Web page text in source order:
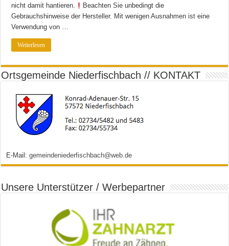
nicht damit hantieren.
Beachten Sie unbedingt die
Gebrauchshinweise der Hersteller. Mit wenigen Ausnahmen ist eine
Verwendung von …
Weiterlesen
Ortsgemeinde Niederfischbach // KONTAKT
E-Mail:gemeindeniederfischbach@web.de
Unsere Unterstützer / Werbepartner